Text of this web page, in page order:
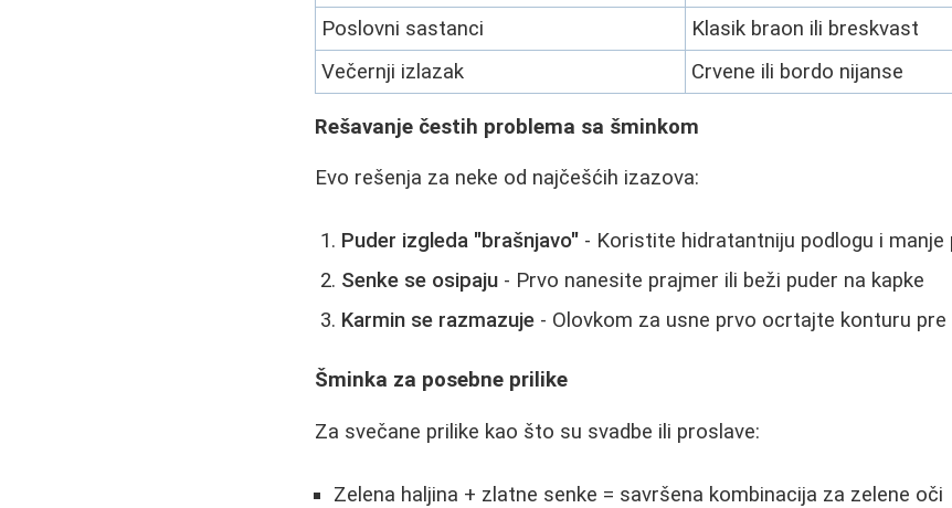
Poslovni sastanci
Klasik braon ili breskvast
Večernji izlazak
Crvene ili bordo nijanse
Rešavanje čestih problema sa šminkom
Evo rešenja za neke od najčešćih izazova:
Puder izgleda "brašnjavo" - Koristite hidratantniju podlogu i manje
Senke se osipaju - Prvo nanesite prajmer ili beži puder na kapke
Karmin se razmazuje - Olovkom za usne prvo ocrtajte konturu pre
Šminka za posebne prilike
Za svečane prilike kao što su svadbe ili proslave:
Zelena haljina + zlatne senke = savršena kombinacija za zelene oči